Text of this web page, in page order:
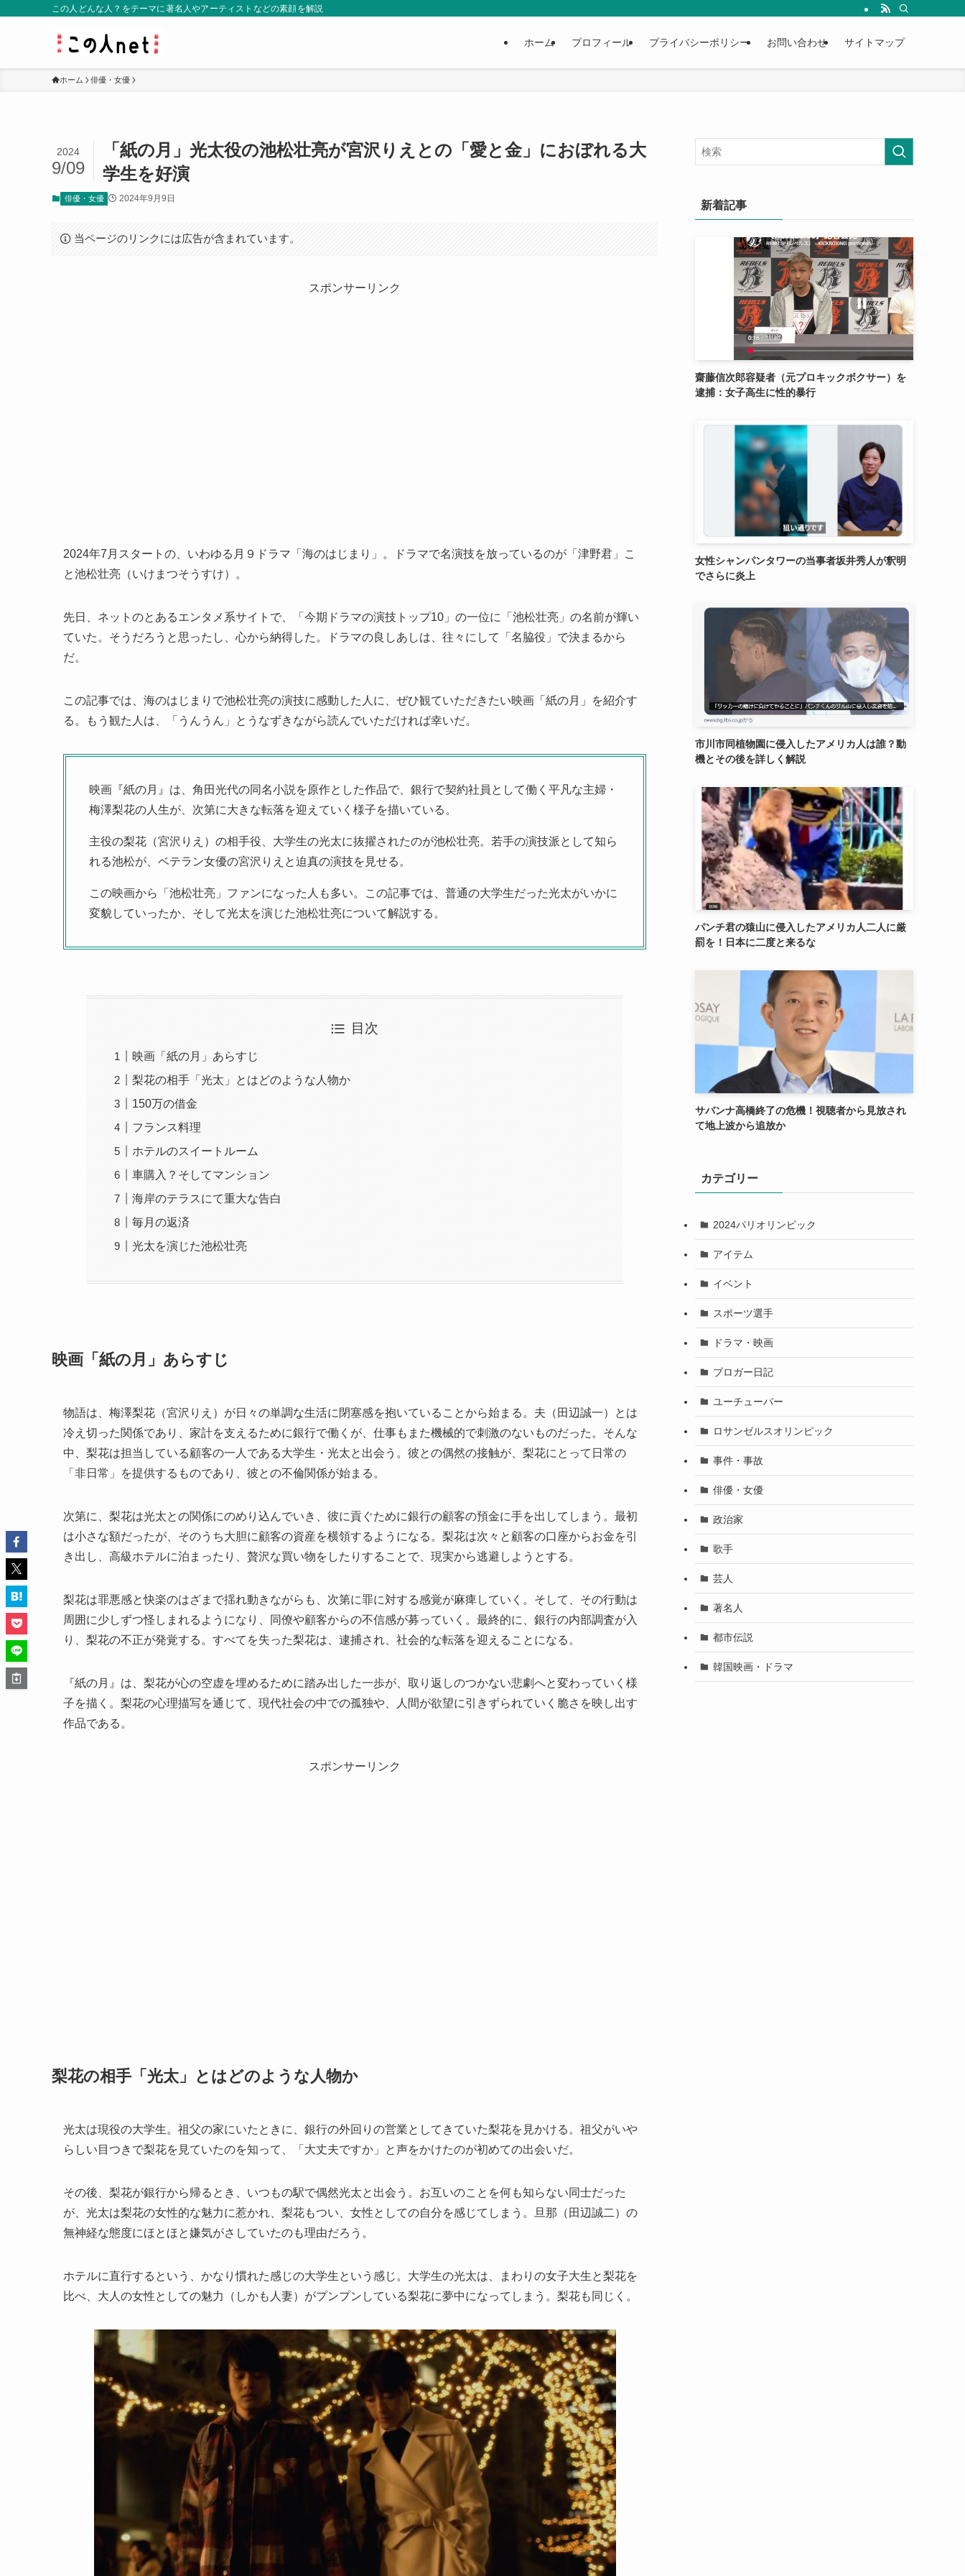
この人どんな人？をテーマに著名人やアーティストなどの素顔を解説
ホーム プロフィール プライバシーポリシー お問い合わせ サイトマップ
ホーム 俳優・女優
「紙の月」光太役の池松壮亮が宮沢りえとの「愛と金」におぼれる大
学生を好演
2024
9/09
俳優・女優 2024年9月9日
当ページのリンクには広告が含まれています。
スポンサーリンク
2024年7月スタートの、いわゆる月９ドラマ「海のはじまり」。ドラマで名演技を放っているのが「津野君」こ
と池松壮亮（いけまつそうすけ）。
先日、ネットのとあるエンタメ系サイトで、「今期ドラマの演技トップ10」の一位に「池松壮亮」の名前が輝い
ていた。そうだろうと思ったし、心から納得した。ドラマの良しあしは、往々にして「名脇役」で決まるから
だ。
この記事では、海のはじまりで池松壮亮の演技に感動した人に、ぜひ観ていただきたい映画「紙の月」を紹介す
る。もう観た人は、「うんうん」とうなずきながら読んでいただければ幸いだ。
映画『紙の月』は、角田光代の同名小説を原作とした作品で、銀行で契約社員として働く平凡な主婦・
梅澤梨花の人生が、次第に大きな転落を迎えていく様子を描いている。
主役の梨花（宮沢りえ）の相手役、大学生の光太に抜擢されたのが池松壮亮。若手の演技派として知ら
れる池松が、ベテラン女優の宮沢りえと迫真の演技を見せる。
この映画から「池松壮亮」ファンになった人も多い。この記事では、普通の大学生だった光太がいかに
変貌していったか、そして光太を演じた池松壮亮について解説する。
目次
映画「紙の月」あらすじ
梨花の相手「光太」とはどのような人物か
150万の借金
フランス料理
ホテルのスイートルーム
車購入？そしてマンション
海岸のテラスにて重大な告白
毎月の返済
光太を演じた池松壮亮
映画「紙の月」あらすじ
物語は、梅澤梨花（宮沢りえ）が日々の単調な生活に閉塞感を抱いていることから始まる。夫（田辺誠一）とは
冷え切った関係であり、家計を支えるために銀行で働くが、仕事もまた機械的で刺激のないものだった。そんな
中、梨花は担当している顧客の一人である大学生・光太と出会う。彼との偶然の接触が、梨花にとって日常の
「非日常」を提供するものであり、彼との不倫関係が始まる。
次第に、梨花は光太との関係にのめり込んでいき、彼に貢ぐために銀行の顧客の預金に手を出してしまう。最初
は小さな額だったが、そのうち大胆に顧客の資産を横領するようになる。梨花は次々と顧客の口座からお金を引
き出し、高級ホテルに泊まったり、贅沢な買い物をしたりすることで、現実から逃避しようとする。
梨花は罪悪感と快楽のはざまで揺れ動きながらも、次第に罪に対する感覚が麻痺していく。そして、その行動は
周囲に少しずつ怪しまれるようになり、同僚や顧客からの不信感が募っていく。最終的に、銀行の内部調査が入
り、梨花の不正が発覚する。すべてを失った梨花は、逮捕され、社会的な転落を迎えることになる。
『紙の月』は、梨花が心の空虚を埋めるために踏み出した一歩が、取り返しのつかない悲劇へと変わっていく様
子を描く。梨花の心理描写を通じて、現代社会の中での孤独や、人間が欲望に引きずられていく脆さを映し出す
作品である。
スポンサーリンク
梨花の相手「光太」とはどのような人物か
光太は現役の大学生。祖父の家にいたときに、銀行の外回りの営業としてきていた梨花を見かける。祖父がいや
らしい目つきで梨花を見ていたのを知って、「大丈夫ですか」と声をかけたのが初めての出会いだ。
その後、梨花が銀行から帰るとき、いつもの駅で偶然光太と出会う。お互いのことを何も知らない同士だった
が、光太は梨花の女性的な魅力に惹かれ、梨花もつい、女性としての自分を感じてしまう。旦那（田辺誠二）の
無神経な態度にほとほと嫌気がさしていたのも理由だろう。
ホテルに直行するという、かなり慣れた感じの大学生という感じ。大学生の光太は、まわりの女子大生と梨花を
比べ、大人の女性としての魅力（しかも人妻）がプンプンしている梨花に夢中になってしまう。梨花も同じく。
新着記事
齋藤信次郎容疑者（元プロキックボクサー）を
逮捕：女子高生に性的暴行
女性シャンパンタワーの当事者坂井秀人が釈明
でさらに炎上
市川市同植物園に侵入したアメリカ人は誰？動
機とその後を詳しく解説
パンチ君の猿山に侵入したアメリカ人二人に厳
罰を！日本に二度と来るな
サバンナ高橋終了の危機！視聴者から見放され
て地上波から追放か
カテゴリー
2024パリオリンピック
アイテム
イベント
スポーツ選手
ドラマ・映画
ブロガー日記
ユーチューバー
ロサンゼルスオリンピック
事件・事故
俳優・女優
政治家
歌手
芸人
著名人
都市伝説
韓国映画・ドラマ